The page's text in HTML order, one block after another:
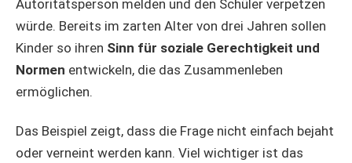
Autoritätsperson melden und den Schüler verpetzen
würde. Bereits im zarten Alter von drei Jahren sollen
Kinder so ihren Sinn für soziale Gerechtigkeit und
Normen entwickeln, die das Zusammenleben
ermöglichen.
Das Beispiel zeigt, dass die Frage nicht einfach bejaht
oder verneint werden kann. Viel wichtiger ist das